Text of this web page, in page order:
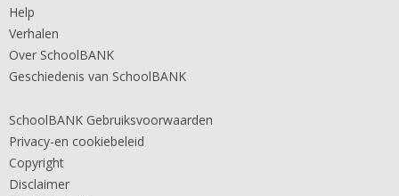
Help
Verhalen
Over SchoolBANK
Geschiedenis van SchoolBANK
SchoolBANK Gebruiksvoorwaarden
Privacy-en cookiebeleid
Copyright
Disclaimer